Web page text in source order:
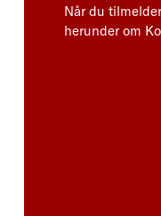
Når du
herunder om